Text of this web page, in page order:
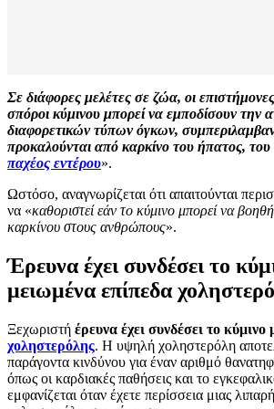
Σε διάφορες μελέτες σε ζώα, οι
σπόροι κύμινου μπορεί να εμποδίσουν την
διαφορετικών τύπων όγκων,
προκαλούνται από καρκίνο του ήπατος,
παχέος εντέρου».
Ωστόσο, αναγνωρίζεται ότι απαιτούνται
να «καθοριστεί εάν το κύμινο μπορεί να
καρκίνου στους ανθρώπους».
Έρευνα έχει συνδέσει το
μειωμένα επίπεδα
Ξεχωριστή έρευνα έχει συνδέσει το
χοληστερόλης. Η υψηλή χοληστερόλη
παράγοντα κινδύνου για έναν αριθμό
όπως οι καρδιακές παθήσεις και το
εμφανίζεται όταν έχετε περίσσεια μιας